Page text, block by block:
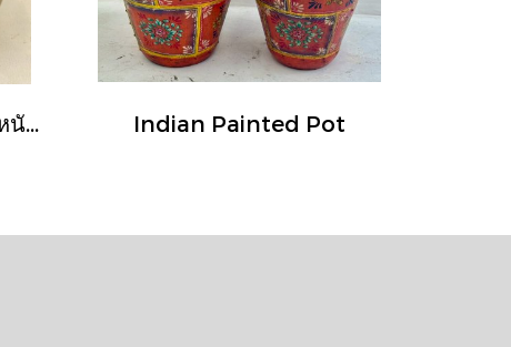
หม้อทองเหลืองแท้น้ำหนักมากประดับหูจับวงแหวนหนา Indian Painted Pot